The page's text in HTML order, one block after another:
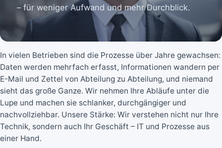
– für weniger Aufwand und mehr Durchblick.
In vielen Betrieben sind die Prozesse über Jahre gewachsen:
Daten werden mehrfach erfasst, Informationen wandern per
E-Mail und Zettel von Abteilung zu Abteilung, und niemand
sieht das große Ganze. Wir nehmen Ihre Abläufe unter die
Lupe und machen sie schlanker, durchgängiger und
nachvollziehbar. Unsere Stärke: Wir verstehen nicht nur Ihre
Technik, sondern auch Ihr Geschäft – IT und Prozesse aus
einer Hand.